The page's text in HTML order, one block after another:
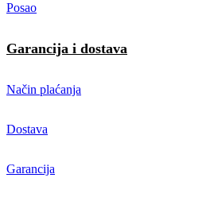
Posao
Garancija i dostava
Način plaćanja
Dostava
Garancija